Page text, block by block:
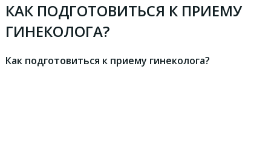
КАК ПОДГОТОВИТЬСЯ К ПРИЕМУ
ГИНЕКОЛОГА?
Как подготовиться к приему гинеколога?